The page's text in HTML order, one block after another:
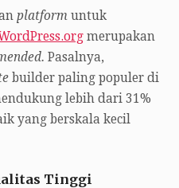
platform untuk
merupakan
Pasalnya,
builder paling populer di
lebih dari 31%
yang berskala kecil
Tinggi